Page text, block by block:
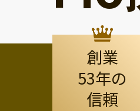
創業
53年の
信頼